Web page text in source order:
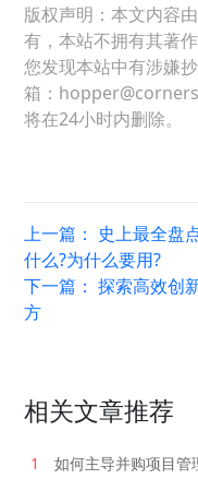
版权声明：本文内容
有，本站不拥有其著
您发现本站中有涉嫌
箱：
将在24小时内删除。
上一篇： 史上最全盘
什么?为什么要用?
下一篇：探索高效创
方
相关文章推荐
1
如何主导并购项目管